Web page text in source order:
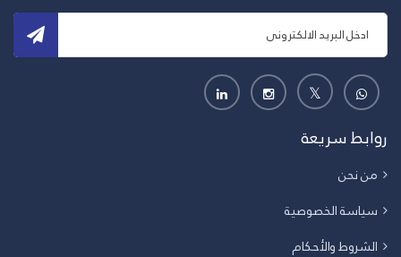
روابط سريعة
من نحن
سياسة الخصوصية
الشروط والأحكام